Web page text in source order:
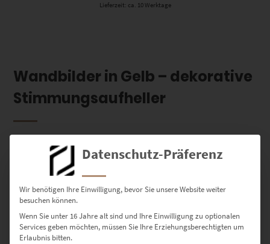
Lieferzeit: ca. 10 Werktage
Wandbilder in Gelb – dekorative
Stimmungsaufheller
dem Effekt begeistern gelbe Wandbilder, weil die Farbe an die
erheiternde und wärmende Strahlkraft des Himmelskörpers
erinnert. Beherrscht die Nuance das Kunstwerk, kann das
atmosphärische Stilmittel zu plakativ erscheinen. Schicker wirkt oft
einWandbild in Schwarz-Weiß mit Farbe
Datenschutz-Präferenz
Wir benötigen Ihre Einwilligung, bevor Sie unsere Website weiter
besuchen können.
Wenn Sie unter 16 Jahre alt sind und Ihre Einwilligung zu optionalen
Services geben möchten, müssen Sie Ihre Erziehungsberechtigten um
Erlaubnis bitten.